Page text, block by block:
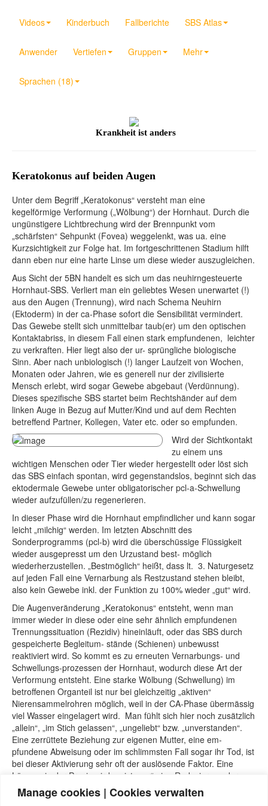
Manage cookies | Cookies verwalten
Videos Kinderbuch Fallberichte SBS Atlas
Anwender Vertiefen Gruppen Mehr
Sprachen (18)
Krankheit ist anders
Keratokonus auf beiden Augen
Unter dem Begriff „Keratokonus“ versteht man eine
kegelförmige Verformung („Wölbung“) der Hornhaut. Durch die
ungünstigere Lichtbrechung wird der Brennpunkt vom
„schärfsten“ Sehpunkt (Fovea) weggelenkt, was ua. eine
Kurzsichtigkeit zur Folge hat. Im fortgeschrittenen Stadium hilft
dann eben nur eine harte Linse um diese wieder auszugleichen.
Aus Sicht der 5BN handelt es sich um das neuhirngesteuerte
Hornhaut-SBS. Verliert man ein geliebtes Wesen unerwartet (!)
aus den Augen (Trennung), wird nach Schema Neuhirn
(Ektoderm) in der ca-Phase sofort die Sensibilität vermindert.
Das Gewebe stellt sich unmittelbar taub(er) um den optischen
Kontaktabriss, in diesem Fall einen stark empfundenen, leichter
zu verkraften. Hier liegt also der ur- sprüngliche biologische
Sinn. Aber nach unbiologisch (!) langer Laufzeit von Wochen,
Monaten oder Jahren, wie es generell nur der zivilisierte
Mensch erlebt, wird sogar Gewebe abgebaut (Verdünnung).
Dieses spezifische SBS startet beim Rechtshänder auf dem
linken Auge in Bezug auf Mutter/Kind und auf dem Rechten
betreffend Partner, Kollegen, Vater etc. oder so empfunden.
Wird der Sichtkontakt
zu einem uns
wichtigen Menschen oder Tier wieder hergestellt oder löst sich
das SBS einfach spontan, wird gegenstandslos, beginnt sich das
ektodermale Gewebe unter obligatorischer pcl-a-Schwellung
wieder aufzufüllen/zu regenerieren.
In dieser Phase wird die Hornhaut empfindlicher und kann sogar
leicht „milchig“ werden. Im letzten Abschnitt des
Sonderprogramms (pcl-b) wird die überschüssige Flüssigkeit
wieder ausgepresst um den Urzustand best- möglich
wiederherzustellen. „Bestmöglich“ heißt, dass lt. 3. Naturgesetz
auf jeden Fall eine Vernarbung als Restzustand stehen bleibt,
also kein Gewebe inkl. der Funktion zu 100% wieder „gut“ wird.
Die Augenveränderung „Keratokonus“ entsteht, wenn man
immer wieder in diese oder eine sehr ähnlich empfundenen
Trennungssituation (Rezidiv) hineinläuft, oder das SBS durch
gespeicherte Begleitum- stände (Schienen) unbewusst
reaktiviert wird. So kommt es zu erneuten Vernarbungs- und
Schwellungs-prozessen der Hornhaut, wodurch diese Art der
Verformung entsteht. Eine starke Wölbung (Schwellung) im
betroffenen Organteil ist nur bei gleichzeitig „aktiven“
Nierensammelrohren möglich, weil in der CA-Phase übermässig
viel Wasser eingelagert wird. Man fühlt sich hier noch zusätzlich
„allein“, „im Stich gelassen“, „ungeliebt“ bzw. „unverstanden“.
Eine zerrüttete Beziehung zur eigenen Mutter, eine em-
pfundene Abweisung oder im schlimmsten Fall sogar ihr Tod, ist
bei dieser Aktivierung sehr oft der auslösende Faktor. Eine
Lösung, in der Praxis wird meist „nur“ eine Reduzierung der
Konfliktintensität erreicht, dieses uralten Nieren-SBS führt zur
vermehrten Wasserausscheidung und lindert dadurch alle